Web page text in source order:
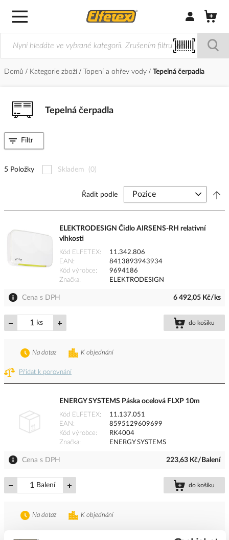
Přihlásit/
Domů Kategorie zboží Topení a ohřev vody Tepelná čerpadla
Tepelná čerpadla
5 Položky Skladem (0)
Řadit podle
ELEKTRODESIGN Čidlo AIRSENS-RH relativní
vlhkosti
Kód ELFETEX
11.342.806
EAN
8413893943934
Kód výrobce
9694186
Značka
ELEKTRODESIGN
Cena s DPH 6 492,05 Kč/ks
ks do košíku
Přidat k porovnání
K objednání
Na dotaz
ENERGY SYSTEMS Páska ocelová FLXP 10m
Kód ELFETEX
11.137.051
EAN
8595129609699
Kód výrobce
RK4004
Značka
ENERGY SYSTEMS
Cena s DPH 223,63 Kč/Balení
Balení do košíku
K objednání
Na dotaz
Filtr